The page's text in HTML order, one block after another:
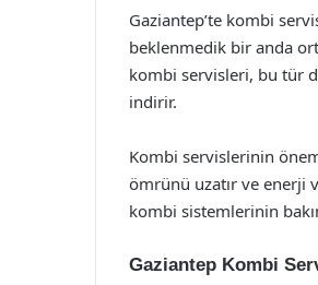
Gaziantep’te kombi
beklenmedik bir anda
kombi servisleri, bu tür
indirir.
Kombi servislerinin
ömrünü uzatır ve enerji
kombi sistemlerinin
Gaziantep Kombi